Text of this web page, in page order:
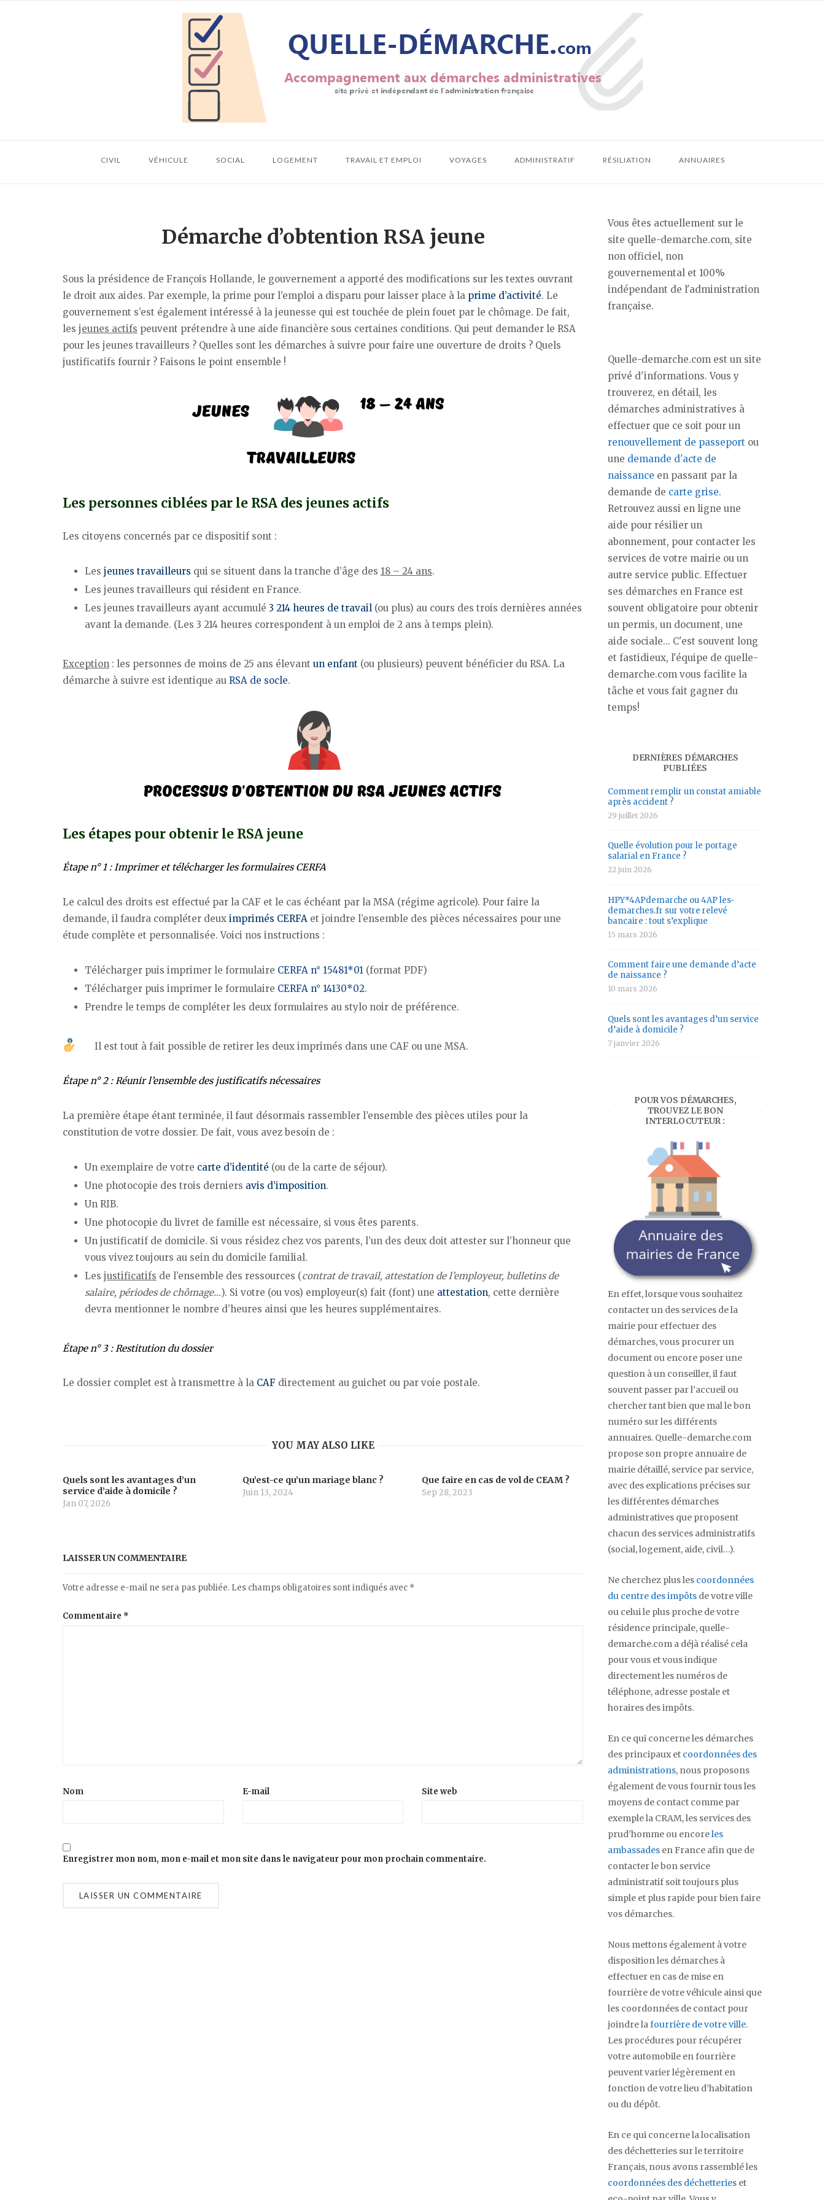
Home
CIVIL VÉHICULE SOCIAL LOGEMENT TRAVAIL ET EMPLOI VOYAGES ADMINISTRATIF RÉSILIATION ANNUAIRES
Démarche d’obtention RSA jeune
Sous la présidence de François Hollande, le gouvernement a apporté des modifications sur les textes ouvrant
le droit aux aides. Par exemple, la prime pour l’emploi a disparu pour laisser place à la prime d’activité. Le
gouvernement s’est également intéressé à la jeunesse qui est touchée de plein fouet par le chômage. De fait,
les jeunes actifs peuvent prétendre à une aide financière sous certaines conditions. Qui peut demander le RSA
pour les jeunes travailleurs ? Quelles sont les démarches à suivre pour faire une ouverture de droits ? Quels
justificatifs fournir ? Faisons le point ensemble !
Les personnes ciblées par le RSA des jeunes actifs
Les citoyens concernés par ce dispositif sont :
Les jeunes travailleurs qui se situent dans la tranche d’âge des 18 – 24 ans.
Les jeunes travailleurs qui résident en France.
Les jeunes travailleurs ayant accumulé 3 214 heures de travail (ou plus) au cours des trois dernières années
avant la demande. (Les 3 214 heures correspondent à un emploi de 2 ans à temps plein).
Exception : les personnes de moins de 25 ans élevant un enfant (ou plusieurs) peuvent bénéficier du RSA. La
démarche à suivre est identique au RSA de socle.
Les étapes pour obtenir le RSA jeune
Étape n° 1 : Imprimer et télécharger les formulaires CERFA
Le calcul des droits est effectué par la CAF et le cas échéant par la MSA (régime agricole). Pour faire la
demande, il faudra compléter deux imprimés CERFA et joindre l’ensemble des pièces nécessaires pour une
étude complète et personnalisée. Voici nos instructions :
Télécharger puis imprimer le formulaire CERFA n° 15481*01 (format PDF)
Télécharger puis imprimer le formulaire CERFA n° 14130*02.
Prendre le temps de compléter les deux formulaires au stylo noir de préférence.
Il est tout à fait possible de retirer les deux imprimés dans une CAF ou une MSA.
Étape n° 2 : Réunir l’ensemble des justificatifs nécessaires
La première étape étant terminée, il faut désormais rassembler l’ensemble des pièces utiles pour la
constitution de votre dossier. De fait, vous avez besoin de :
Un exemplaire de votre carte d’identité (ou de la carte de séjour).
Une photocopie des trois derniers avis d’imposition.
Un RIB.
Une photocopie du livret de famille est nécessaire, si vous êtes parents.
Un justificatif de domicile. Si vous résidez chez vos parents, l’un des deux doit attester sur l’honneur que
vous vivez toujours au sein du domicile familial.
Les justificatifs de l’ensemble des ressources (contrat de travail, attestation de l’employeur, bulletins de
salaire, périodes de chômage…). Si votre (ou vos) employeur(s) fait (font) une attestation, cette dernière
devra mentionner le nombre d’heures ainsi que les heures supplémentaires.
Étape n° 3 : Restitution du dossier
Le dossier complet est à transmettre à la CAF directement au guichet ou par voie postale.
YOU MAY ALSO LIKE
Quels sont les avantages d’un
service d’aide à domicile ?
Jan 07, 2026
Qu’est-ce qu’un mariage blanc ?
Juin 13, 2024
Que faire en cas de vol de CEAM ?
Sep 28, 2023
LAISSER UN COMMENTAIRE
Votre adresse e-mail ne sera pas publiée. Les champs obligatoires sont indiqués avec *
Commentaire *
Nom E-mail Site web
Enregistrer mon nom, mon e-mail et mon site dans le navigateur pour mon prochain commentaire.
Vous êtes actuellement sur le
site quelle-demarche.com, site
non officiel, non
gouvernemental et 100%
indépendant de l'administration
française.
Quelle-demarche.com est un site
privé d'informations. Vous y
trouverez, en détail, les
démarches administratives à
effectuer que ce soit pour un
renouvellement de passeport ou
une demande d'acte de
naissance en passant par la
demande de carte grise.
Retrouvez aussi en ligne une
aide pour résilier un
abonnement, pour contacter les
services de votre mairie ou un
autre service public. Effectuer
ses démarches en France est
souvent obligatoire pour obtenir
un permis, un document, une
aide sociale... C'est souvent long
et fastidieux, l'équipe de quelle-
demarche.com vous facilite la
tâche et vous fait gagner du
temps!
DERNIÈRES DÉMARCHES
PUBLIÉES
Comment remplir un constat amiable
après accident ?
29 juillet 2026
Quelle évolution pour le portage
salarial en France ?
22 juin 2026
HPY*4APdemarche ou 4AP les-
demarches.fr sur votre relevé
bancaire : tout s’explique
15 mars 2026
Comment faire une demande d’acte
de naissance ?
10 mars 2026
Quels sont les avantages d’un service
d’aide à domicile ?
7 janvier 2026
POUR VOS DÉMARCHES,
TROUVEZ LE BON
INTERLOCUTEUR :
En effet, lorsque vous souhaitez
contacter un des services de la
mairie pour effectuer des
démarches, vous procurer un
document ou encore poser une
question à un conseiller, il faut
souvent passer par l’accueil ou
chercher tant bien que mal le bon
numéro sur les différents
annuaires. Quelle-demarche.com
propose son propre annuaire de
mairie détaillé, service par service,
avec des explications précises sur
les différentes démarches
administratives que proposent
chacun des services administratifs
(social, logement, aide, civil…).
Ne cherchez plus les coordonnées
du centre des impôts de votre ville
ou celui le plus proche de votre
résidence principale, quelle-
demarche.com a déjà réalisé cela
pour vous et vous indique
directement les numéros de
téléphone, adresse postale et
horaires des impôts.
En ce qui concerne les démarches
des principaux et coordonnées des
administrations, nous proposons
également de vous fournir tous les
moyens de contact comme par
exemple la CRAM, les services des
prud’homme ou encoreles
ambassades en France afin que de
contacter le bon service
administratif soit toujours plus
simple et plus rapide pour bien faire
vos démarches.
Nous mettons également à votre
disposition les démarches à
effectuer en cas de mise en
fourrière de votre véhicule ainsi que
les coordonnées de contact pour
joindre lafourrière de votre ville.
Les procédures pour récupérer
votre automobile en fourrière
peuvent varier légèrement en
fonction de votre lieu d’habitation
ou du dépôt.
En ce qui concerne la localisation
des déchetteries sur le territoire
Français, nous avons rassemblé les
coordonnées des déchetteries et